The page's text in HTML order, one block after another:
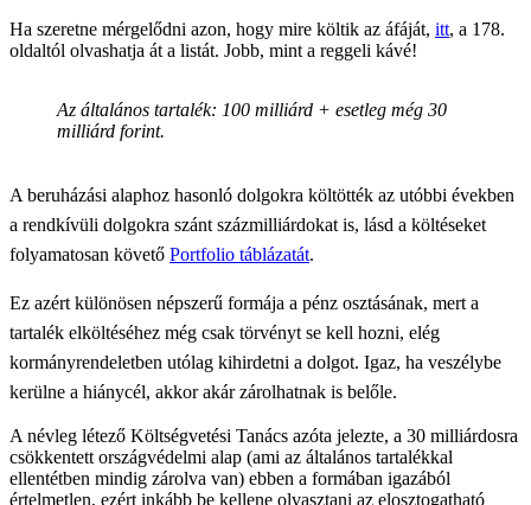
Ha szeretne mérgelődni azon, hogy mire költik az áfáját, itt, a 178.
oldaltól olvashatja át a listát. Jobb, mint a reggeli kávé!
Az általános tartalék: 100 milliárd + esetleg még 30
milliárd forint.
A beruházási alaphoz hasonló dolgokra költötték az utóbbi években
a rendkívüli dolgokra szánt százmilliárdokat is, lásd a költéseket
folyamatosan követő Portfolio táblázatát.
Ez azért különösen népszerű formája a pénz osztásának, mert a
tartalék elköltéséhez még csak törvényt se kell hozni, elég
kormányrendeletben utólag kihirdetni a dolgot. Igaz, ha veszélybe
kerülne a hiánycél, akkor akár zárolhatnak is belőle.
A névleg létező Költségvetési Tanács azóta jelezte, a 30 milliárdosra
csökkentett országvédelmi alap (ami az általános tartalékkal
ellentétben mindig zárolva van) ebben a formában igazából
értelmetlen, ezért inkább be kellene olvasztani az elosztogatható